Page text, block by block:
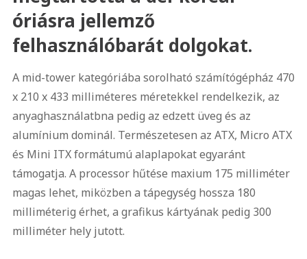
óriásra jellemző
felhasználóbarát dolgokat.
A mid-tower kategóriába sorolható számítógépház 470
x 210 x 433 milliméteres méretekkel rendelkezik, az
anyaghasználatbna pedig az edzett üveg és az
alumínium dominál. Természetesen az ATX, Micro ATX
és Mini ITX formátumú alaplapokat egyaránt
támogatja. A processor hűtése maxium 175 milliméter
magas lehet, miközben a tápegység hossza 180
milliméterig érhet, a grafikus kártyának pedig 300
milliméter hely jutott.